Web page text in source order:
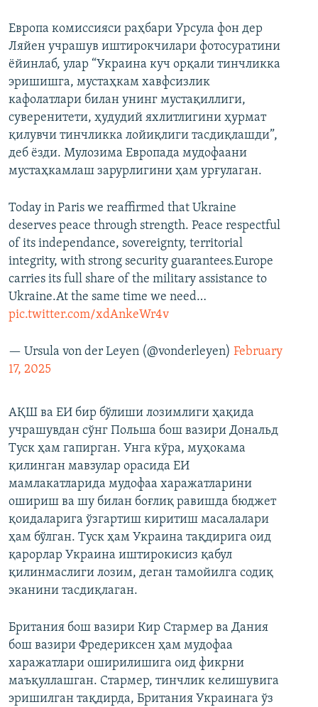
Европа комиссияси раҳбари Урсула фон дер
Ляйен учрашув иштирокчилари фотосуратини
ёйинлаб, улар “Украина куч орқали тинчликка
эришишга, мустаҳкам хавфсизлик
кафолатлари билан унинг мустақиллиги,
суверенитети, ҳудудий яхлитлигини ҳурмат
қилувчи тинчликка лойиқлиги тасдиқлашди”,
деб ёзди. Мулозима Европада мудофаани
мустаҳкамлаш зарурлигини ҳам урғулаган.
Today in Paris we reaffirmed that Ukraine
deserves peace through strength. Peace respectful
of its independance, sovereignty, territorial
integrity, with strong security guarantees.Europe
carries its full share of the military assistance to
Ukraine.At the same time we need…
pic.twitter.com/xdAnkeWr4v
— Ursula von der Leyen (@vonderleyen) February
17, 2025
АҚШ ва ЕИ бир бўлиши лозимлиги ҳақида
учрашувдан сўнг Польша бош вазири Дональд
Туск ҳам гапирган. Унга кўра, муҳокама
қилинган мавзулар орасида ЕИ
мамлакатларида мудофаа харажатларини
ошириш ва шу билан боғлиқ равишда бюджет
қоидаларига ўзгартиш киритиш масалалари
ҳам бўлган. Туск ҳам Украина тақдирига оид
қарорлар Украина иштирокисиз қабул
қилинмаслиги лозим, деган тамойилга содиқ
эканини тасдиқлаган.
Британия бош вазири Кир Стармер ва Дания
бош вазири Фредериксен ҳам мудофаа
харажатлари оширилишига оид фикрни
маъқуллашган. Стармер, тинчлик келишувига
эришилган тақдирда, Британия Украинага ўз